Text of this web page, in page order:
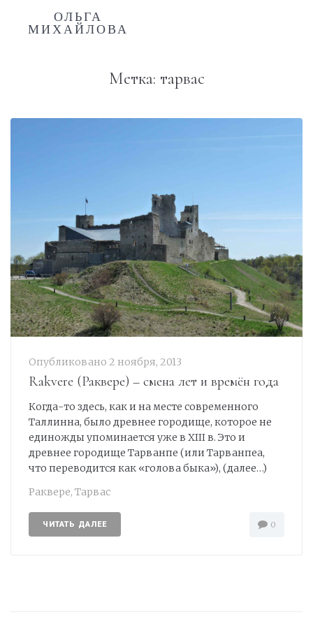
ОЛЬГА
МИХАЙЛОВА
Метка: тарвас
Опубликовано 2 ноября, 2013
Rakvere (Раквере) – смена лет и времён года
Когда-то здесь, как и на месте современного
Таллинна, было древнее городище, которое не
единожды упоминается уже в XIII в. Это и
древнее городище Тарванпе (или Тарванпеа,
что переводится как «голова быка»), (далее…)
Раквере, Тарвас
ЧИТАТЬ ДАЛЕЕ 0